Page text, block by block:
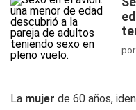
La mujer de 60 años,